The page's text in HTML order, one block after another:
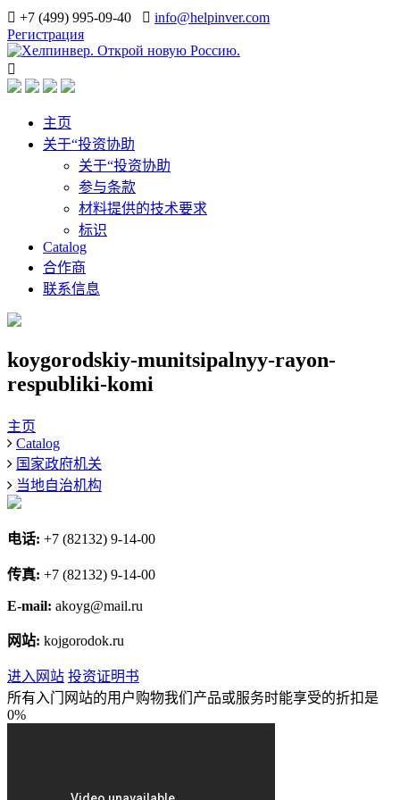
+7 (499) 995-09-40
info@helpinver.com
Регистрация
主页
关于“投资协助
关于“投资协助
参与条款
材料提供的技术要求
标识
Catalog
合作商
联系信息
koygorodskiy-munitsipalnyy-rayon-
respubliki-komi
主页
Catalog
国家政府机关
当地自治机构
电话: +7 (82132) 9-14-00
传真: +7 (82132) 9-14-00
E-mail: akoyg@mail.ru
网站: kojgorodok.ru
进入网站 投资证明书
所有入门网站的用户购物我们产品或服务时能享受的折扣是
0%